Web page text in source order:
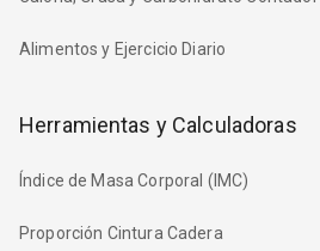
Alimentos y Ejercicio Diario
Herramientas y Calculadoras
Índice de Masa Corporal (IMC)
Proporción Cintura Cadera